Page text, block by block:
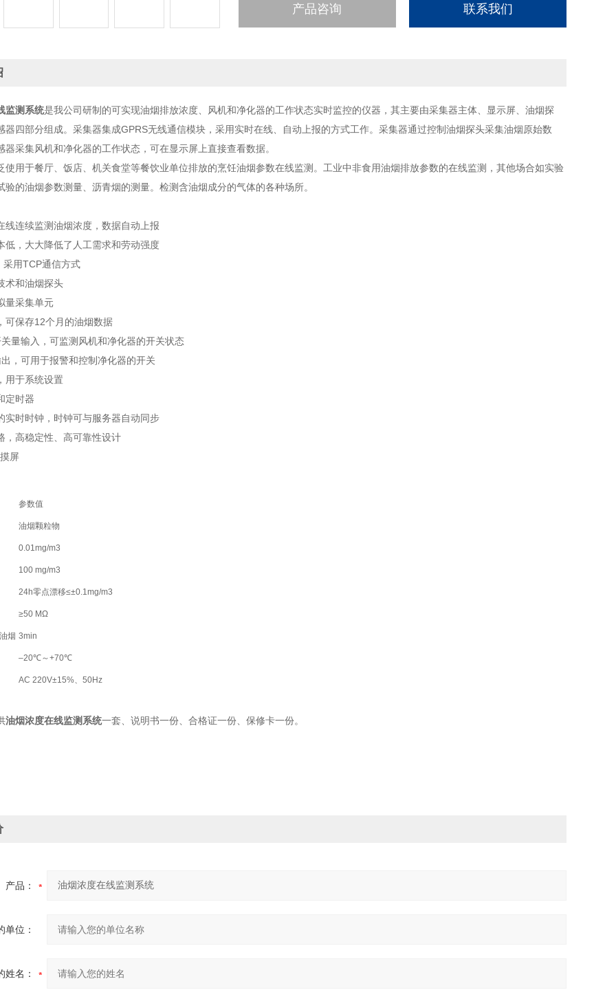
产品咨询 联系我们
监测系统是我公司研制的可实现油烟排放浓度、风机和净化器的工作状态实时监控的仪器，其主要由采集器主体、显示屏、油烟探
器四部分组成。采集器集成GPRS无线通信模块，采用实时在线、自动上报的方式工作。采集器通过控制油烟探头采集油烟原始数
器采集风机和净化器的工作状态，可在显示屏上直接查看数据。
使用于餐厅、饭店、机关食堂等餐饮业单位排放的烹饪油烟参数在线监测。工业中非食用油烟排放参数的在线监测，其他场合如实验
验的油烟参数测量、沥青烟的测量。检测含油烟成分的气体的各种场所。
线连续监测油烟浓度，数据自动上报
低，大大降低了人工需求和劳动强度
采用TCP通信方式
术和油烟探头
量采集单元
可保存12个月的油烟数据
量输入，可监测风机和净化器的开关状态
，可用于报警和控制净化器的开关
用于系统设置
定时器
实时时钟，时钟可与服务器自动同步
，高稳定性、高可靠性设计
屏
参数值
油烟颗粒物
0.01mg/m3
100 mg/m3
24h零点漂移≤±0.1mg/m3
≥50 MΩ
烟 3min
–20℃～+70℃
AC 220V±15%、50Hz
油烟浓度在线监测系统一套、说明书一份、合格证一份、保修卡一份。
产品：
单位：
姓名：